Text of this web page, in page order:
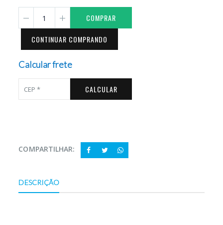
COMPRAR
CONTINUAR COMPRANDO
Calcular frete
CALCULAR
COMPARTILHAR:
DESCRIÇÃO